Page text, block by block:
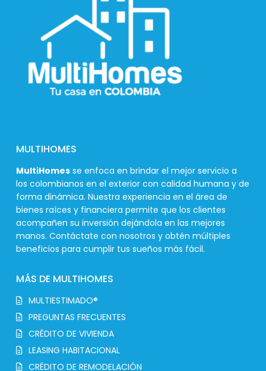
MULTIHOMES
MultiHomes se enfoca en brindar el mejor servicio a
los colombianos en el exterior con calidad humana y de
forma dinámica. Nuestra experiencia en el área de
bienes raíces y financiera permite que los clientes
acompañen su inversión dejándola en las mejores
manos. Contáctate con nosotros y obtén múltiples
beneficios para cumplir tus sueños más fácil.
MÁS DE MULTIHOMES
MULTIESTIMADO®
PREGUNTAS FRECUENTES
CRÉDITO DE VIVIENDA
LEASING HABITACIONAL
CRÉDITO DE REMODELACIÓN